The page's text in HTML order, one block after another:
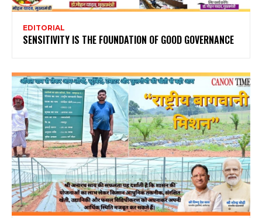
EDITORIAL
SENSITIVITY IS THE FOUNDATION OF GOOD GOVERNANCE